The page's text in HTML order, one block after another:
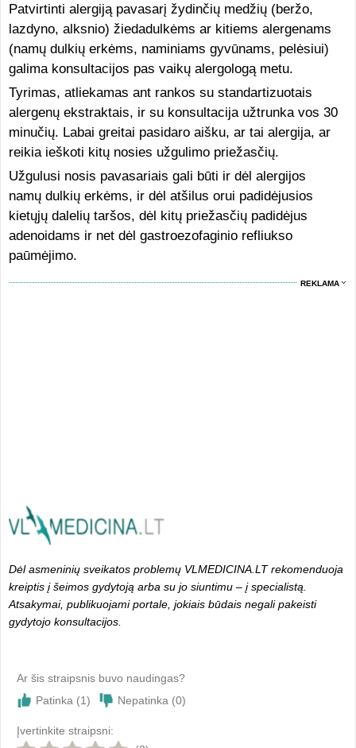
Patvirtinti alergiją pavasarį žydinčių medžių (beržo,
lazdyno, alksnio) žiedadulkėms ar kitiems alergenams
(namų dulkių erkėms, naminiams gyvūnams, pelėsiui)
galima konsultacijos pas vaikų alergologą metu.
Tyrimas, atliekamas ant rankos su standartizuotais
alergenų ekstraktais, ir su konsultacija užtrunka vos 30
minučių. Labai greitai pasidaro aišku, ar tai alergija, ar
reikia ieškoti kitų nosies užgulimo priežasčių.
Užgulusi nosis pavasariais gali būti ir dėl alergijos
namų dulkių erkėms, ir dėl atšilus orui padidėjusios
kietųjų dalelių taršos, dėl kitų priežasčių padidėjus
adenoidams ir net dėl gastroezofaginio refliukso
paūmėjimo.
REKLAMA
Dėl asmeninių sveikatos problemų VLMEDICINA.LT rekomenduoja
kreiptis į šeimos gydytoją arba su jo siuntimu – į specialistą.
Atsakymai, publikuojami portale, jokiais būdais negali pakeisti
gydytojo konsultacijos.
Ar šis straipsnis buvo naudingas?
Patinka (1) Nepatinka (0)
Įvertinkite straipsni: